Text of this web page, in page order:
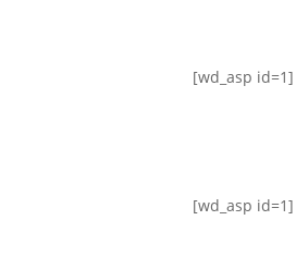
[wd_asp id=1]
[wd_asp id=1]